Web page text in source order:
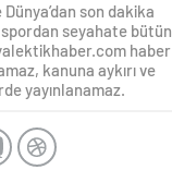
son dakika
seyahate bütün
haber
kanuna aykırı ve
yayınlanamaz.